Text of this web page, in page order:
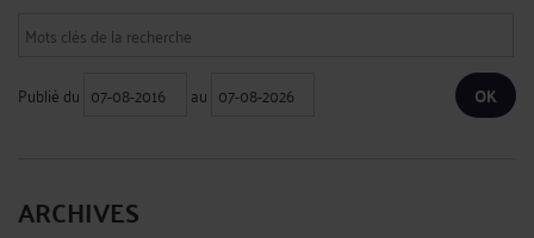
Publié du au
ARCHIVES